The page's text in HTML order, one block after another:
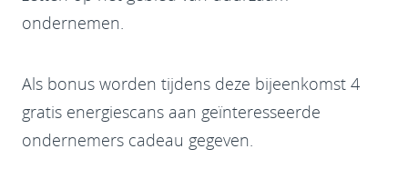
ondernemen.
Als bonus worden tijdens deze bijeenkomst 4
gratis energiescans aan geïnteresseerde
ondernemers cadeau gegeven.